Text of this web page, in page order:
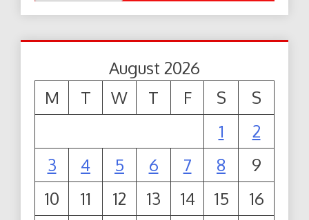
August 2026
M
T W T F S
S
1
2
3
4 5 6 7 8
9
10
11 12 13 14 15
16